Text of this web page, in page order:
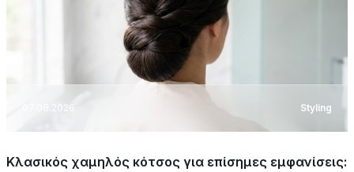
07.08.2026 Styling
Κλασικός χαμηλός κότσος για επίσημες εμφανίσεις: